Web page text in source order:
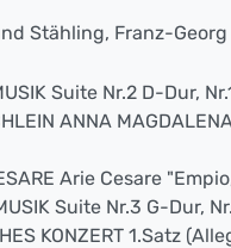
Stähling, Franz-Georg
Suite Nr.2 D-Dur,
ANNA
Arie Cesare
Suite Nr.3 G-Dur,
KONZERT 1.Satz